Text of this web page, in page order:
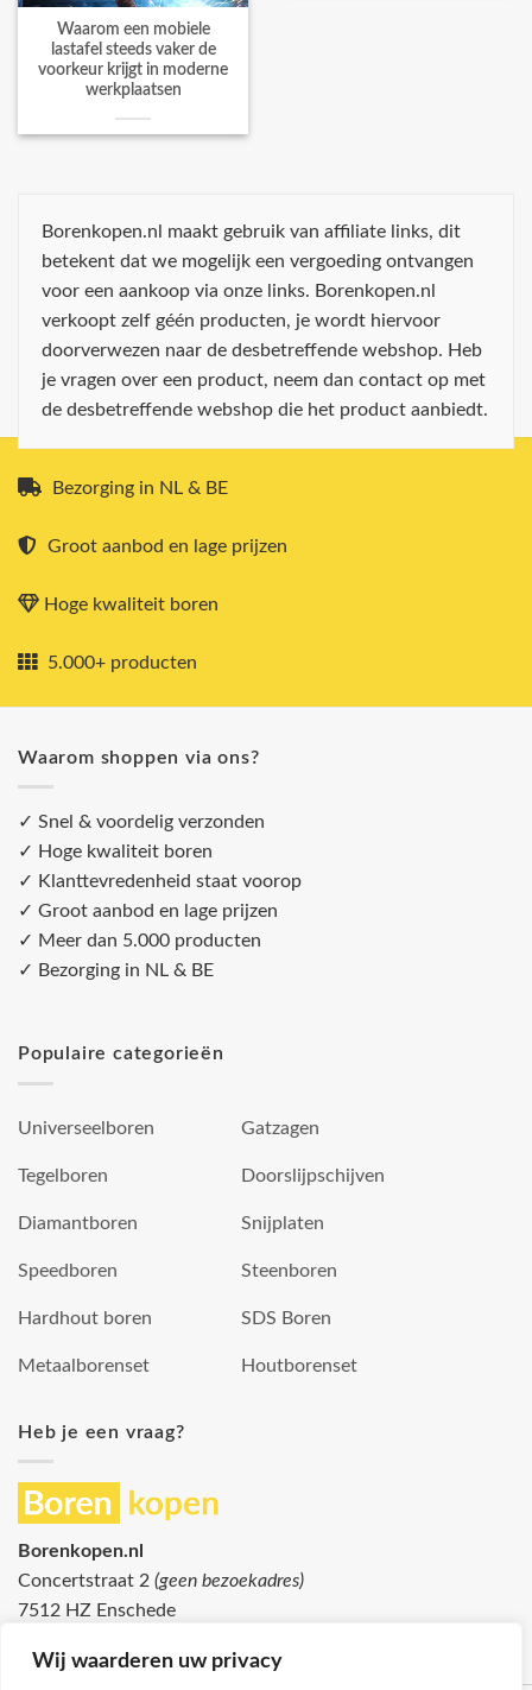
Wij waarderen uw privacy
Waarom een mobiele
lastafel steeds vaker de
voorkeur krijgt in moderne
werkplaatsen
Borenkopen.nl maakt gebruik van affiliate links, dit
betekent dat we mogelijk een vergoeding ontvangen
voor een aankoop via onze links. Borenkopen.nl
verkoopt zelf géén producten, je wordt hiervoor
doorverwezen naar de desbetreffende webshop. Heb
je vragen over een product, neem dan contact op met
de desbetreffende webshop die het product aanbiedt.
Bezorging in NL & BE
Groot aanbod en lage prijzen
Hoge kwaliteit boren
5.000+ producten
Waarom shoppen via ons?
✓ Snel & voordelig verzonden
✓ Hoge kwaliteit boren
✓ Klanttevredenheid staat voorop
✓ Groot aanbod en lage prijzen
✓ Meer dan 5.000 producten
✓ Bezorging in NL & BE
Populaire categorieën
Universeelboren
Tegelboren
Diamantboren
Speedboren
Hardhout boren
Metaalborenset
Gatzagen
Doorslijpschijven
Snijplaten
Steenboren
SDS Boren
Houtborenset
Heb je een vraag?
Borenkopen.nl
Concertstraat 2 (geen bezoekadres)
7512 HZ Enschede